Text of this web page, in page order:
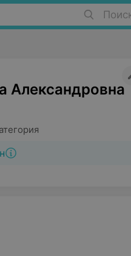
Александровна